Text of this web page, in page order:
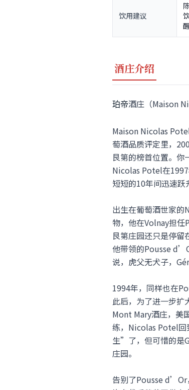
饮用建议
酒庄介绍
珀帝酒庄（Maison
Maison Nicolas
萄酒品质评定里，
艮第的榜首位置。
Nicolas Potel在
短短的10年间迅速
出生在葡萄酒世家
物，他在Volnay担
艮第庄园还只是停留
他带领的Pousse
说，虎父无犬子，
1994年，同样也在
此后，为了进一步
Mont Mary酒庄，美
练，Nicolas Potel回
生”了，但可惜的是
庄园。
告别了Pousse d’Or